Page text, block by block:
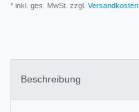
* inkl. ges. MwSt. zzgl. Versandkosten
Beschreibung